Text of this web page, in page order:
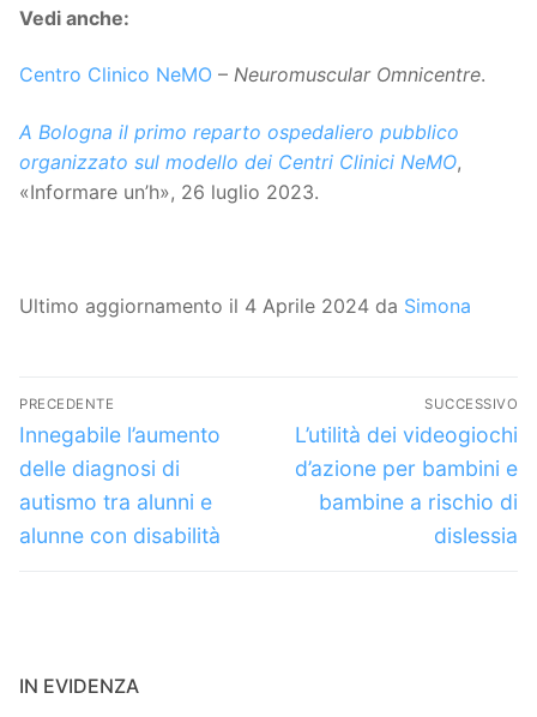
Vedi anche:
Centro Clinico NeMO – Neuromuscular Omnicentre.
A Bologna il primo reparto ospedaliero pubblico
organizzato sul modello dei Centri Clinici NeMO,
«Informare un’h», 26 luglio 2023.
Ultimo aggiornamento il 4 Aprile 2024 da Simona
Navigazione
articoli
PRECEDENTE
Articolo
precedente:
Innegabile l’aumento
delle diagnosi di
autismo tra alunni e
alunne con disabilità
SUCCESSIVO
Articolo
successivo:
L’utilità dei videogiochi
d’azione per bambini e
bambine a rischio di
dislessia
IN EVIDENZA